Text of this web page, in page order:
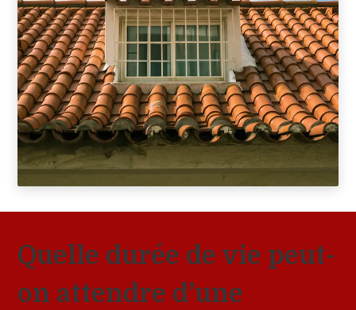
Quelle durée de vie peut-
on attendre d’une